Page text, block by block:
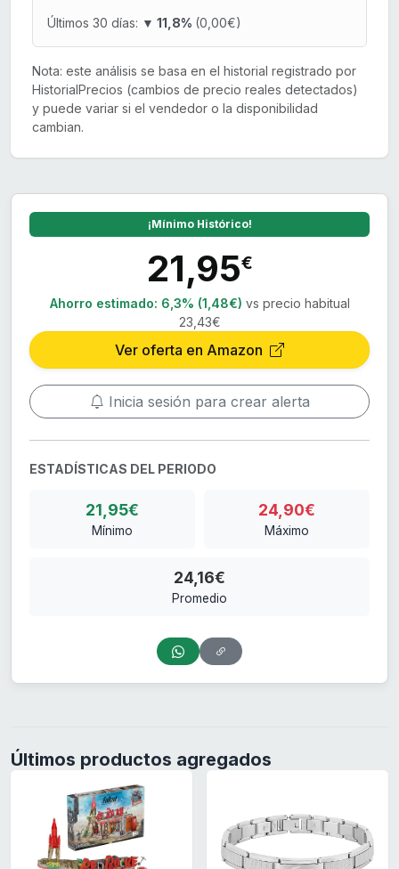
Últimos 30 días: ▼ 11,8% (0,00€)
Nota: este análisis se basa en el historial registrado por
HistorialPrecios (cambios de precio reales detectados)
y puede variar si el vendedor o la disponibilidad
cambian.
¡Mínimo Histórico!
21,95€
Ahorro estimado: 6,3% (1,48€) vs precio habitual
23,43€
Ver oferta en Amazon
Inicia sesión para crear alerta
ESTADÍSTICAS DEL PERIODO
21,95€
Mínimo
24,90€
Máximo
24,16€
Promedio
Últimos productos agregados